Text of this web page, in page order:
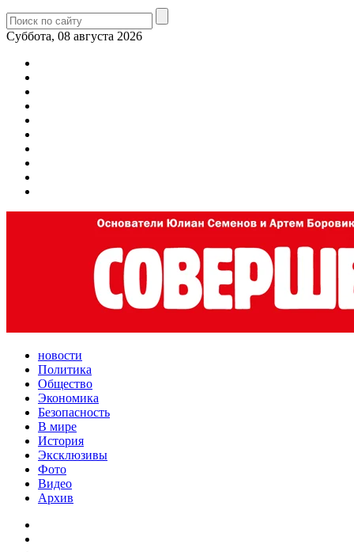
Суббота, 08 августа 2026
новости
Политика
Общество
Экономика
Безопасность
В мире
История
Эксклюзивы
Фото
Видео
Архив